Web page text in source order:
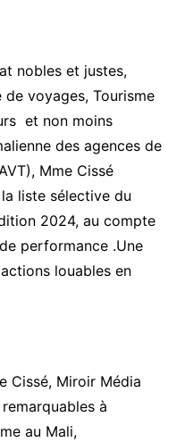
nobles et justes,
de voyages, Tourisme
et non moins
des agences de
Mme Cissé
liste sélective du
2024, au compte
performance .Une
louables en
Cissé, Miroir Média
à
au Mali,